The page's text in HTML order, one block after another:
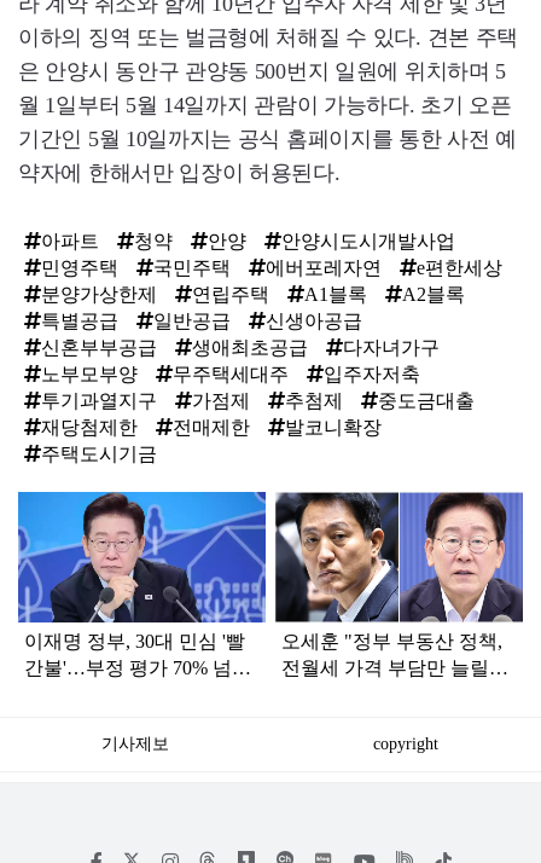
이하의 징역 또는 벌금형에 처해질 수 있다. 견본 주택
은 안양시 동안구 관양동 500번지 일원에 위치하며 5
월 1일부터 5월 14일까지 관람이 가능하다. 초기 오픈
기간인 5월 10일까지는 공식 홈페이지를 통한 사전 예
약자에 한해서만 입장이 허용된다.
아파트 청약 안양
안양시도시개발사업
민영주택
국민주택 에버포레자연
e편한세상
분양가상한제
연립주택 A1블록
A2블록
특별공급
일반공급
신생아공급
신혼부부공급
생애최초공급
다자녀가구
노부모부양
무주택세대주
입주자저축
투기과열지구
가점제 추첨제
중도금대출
재당첨제한
전매제한
발코니확장
주택도시기금
라
인
이재명 정부, 30대 민심 '빨
간불'…부정 평가 70% 넘게
오세훈 "정부 부동산 정책,
전월세 가격 부담만 늘릴
기사제보 copyright